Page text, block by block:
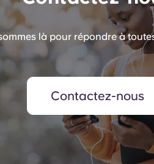
là pour répondre à
Contactez-nous